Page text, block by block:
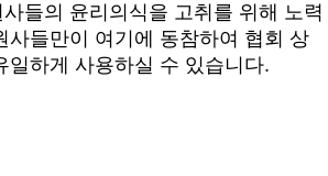
들의 윤리의식을 고취를 위해 노력
사들만이 여기에 동참하여 협회 상
일하게 사용하실 수 있습니다.